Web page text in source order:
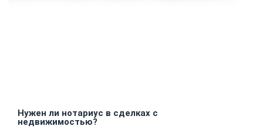
Нужен ли нотариус в сделках с
недвижимостью?